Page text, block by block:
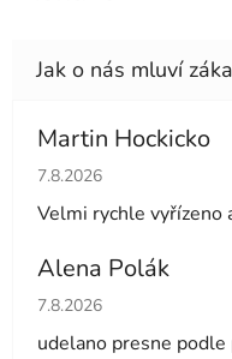
Martin Hockicko
Hodnocení obchodu je
7.8.2026
Velmi rychle vyřízeno
Alena Polák
Hodnocení obchodu je
7.8.2026
udelano presne